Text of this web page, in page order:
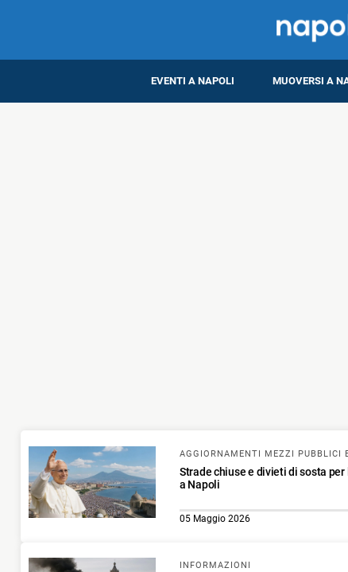
EVENTI A NAPOLI MUOVERSI A
AGGIORNAMENTI MEZZI PUBBLICI
Strade chiuse e divieti di sosta
a Napoli
05 Maggio 2026
INFORMAZIONI